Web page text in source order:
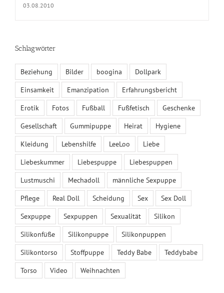
03.08.2010
Schlagwörter
Beziehung Bilder boogina
Dollpark
Einsamkeit
Emanzipation
Erfahrungsbericht
Erotik
Fotos Fußball Fußfetisch
Geschenke
Gesellschaft
Gummipuppe Heirat
Hygiene
Kleidung
Lebenshilfe LeeLoo
Liebe
Liebeskummer
Liebespuppe
Liebespuppen
Lustmuschi
Mechadoll
männliche Sexpuppe
Pflege
Real Doll Scheidung Sex
Sex Doll
Sexpuppe
Sexpuppen Sexualität
Silikon
Silikonfüße
Silikonpuppe
Silikonpuppen
Silikontorso
Stoffpuppe Teddy Babe
Teddybabe
Torso
Video Weihnachten
KALENDER
August 2026
M D M D F S
2
3
4 5 6 7 8
9
10
11 12 13 14 15
16
17
18 19 21 22
24
25 26 27 28 29
31
« Juni
DER DOLLPARK GMBH – SHOWROOM